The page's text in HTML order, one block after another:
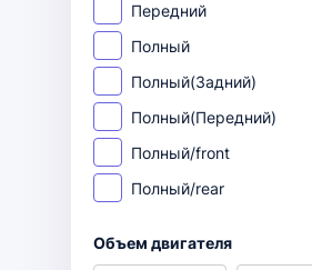
Передний
Полный
Полный(Задний)
Полный(Передний)
Полный/front
Полный/rear
Объем двигателя